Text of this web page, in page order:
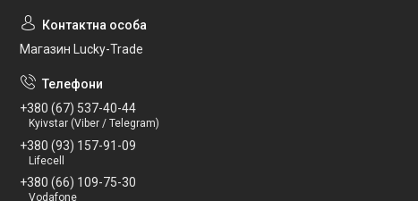
Магазин Lucky-Trade
+380 (67) 537-40-44
Kyivstar (Viber / Telegram)
+380 (93) 157-91-09
Lifecell
+380 (66) 109-75-30
Vodafone